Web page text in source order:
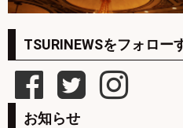
TSURINEWSをフォロー
お知らせ